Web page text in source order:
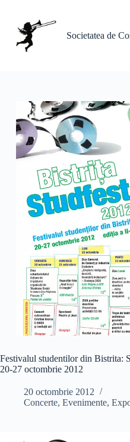
conținut
Societatea de
Festivalul studentilor din Bistrita:
20-27 octombrie 2012
20 octombrie 2012
Concerte, Evenimente,